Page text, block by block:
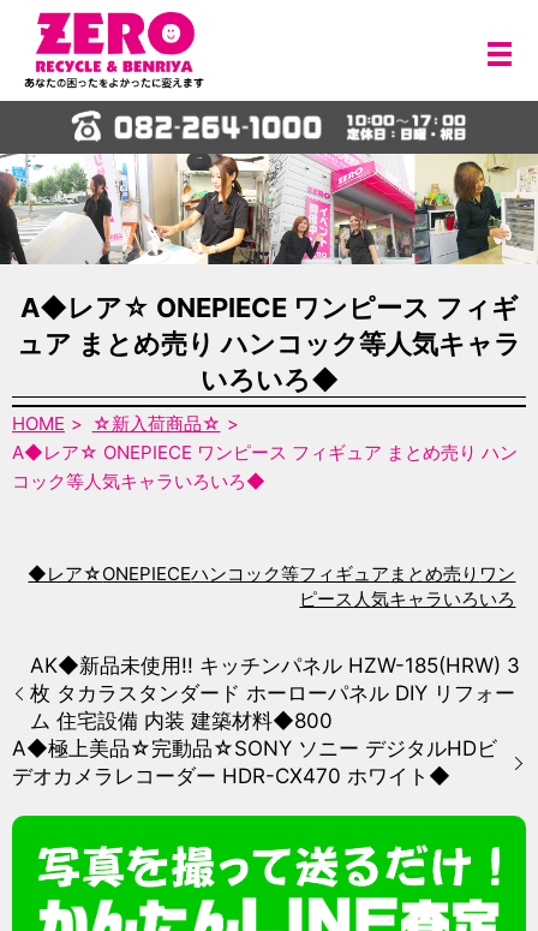
メ
A◆レア☆ ONEPIECE ワンピース フィギ
ュア まとめ売り ハンコック等人気キャラ
いろいろ◆
HOME
☆新入荷商品☆
A◆レア☆ ONEPIECE ワンピース フィギュア まとめ売り ハン
コック等人気キャラいろいろ◆
◆レア☆ONEPIECEハンコック等フィギュア まとめ売り ワン
ピース 人気キャラいろいろ
AK◆新品未使用!! キッチンパネル HZW-185(HRW) 3
枚 タカラスタンダード ホーローパネル DIY リフォー
ム 住宅設備 内装 建築材料◆800
A◆極上美品☆完動品☆SONY ソニー デジタルHDビ
デオカメラレコーダー HDR-CX470 ホワイト◆